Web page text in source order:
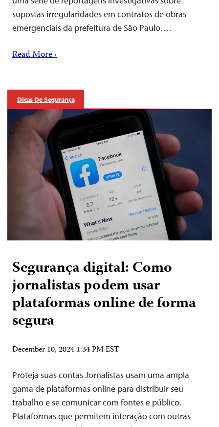
supostas irregularidades em contratos de obras
emergenciais da prefeitura de São Paulo….
Read More ›
Dicas De Segurança
Segurança digital: Como
jornalistas podem usar
plataformas online de forma
segura
December 10, 2024 1:34 PM EST
Proteja suas contas Jornalistas usam uma ampla
gama de plataformas online para distribuir seu
trabalho e se comunicar com fontes e público.
Plataformas que permitem interação com outras